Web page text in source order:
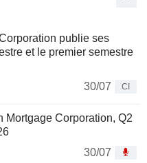
publie ses
et le premier semestre
30/07
CI
Mortgage Corporation, Q2
30/07